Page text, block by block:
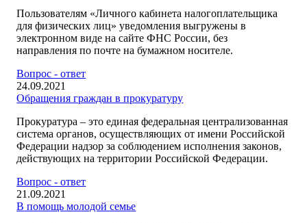
Пользователям «Личного кабинета налогоплательщика
для физических лиц» уведомления выгружены в
электронном виде на сайте ФНС России, без
направления по почте на бумажном носителе.
Вопрос - ответ
24.09.2021
Обращения граждан в прокуратуру
Прокуратура – это единая федеральная централизованная
система органов, осуществляющих от имени Российской
Федерации надзор за соблюдением исполнения законов,
действующих на территории Российской Федерации.
Вопрос - ответ
21.09.2021
В помощь молодой семье